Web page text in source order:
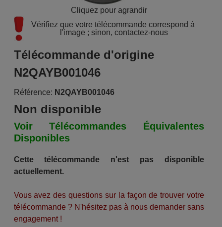
Cliquez pour agrandir
Vérifiez que votre télécommande correspond à
l'image ; sinon, contactez-nous
Télécommande d'origine
N2QAYB001046
Référence: N2QAYB001046
Non disponible
Voir Télécommandes Équivalentes
Disponibles
Cette télécommande n'est pas disponible
actuellement.
Vous avez des questions sur la façon de trouver votre
télécommande ? N'hésitez pas à nous demander sans
engagement !